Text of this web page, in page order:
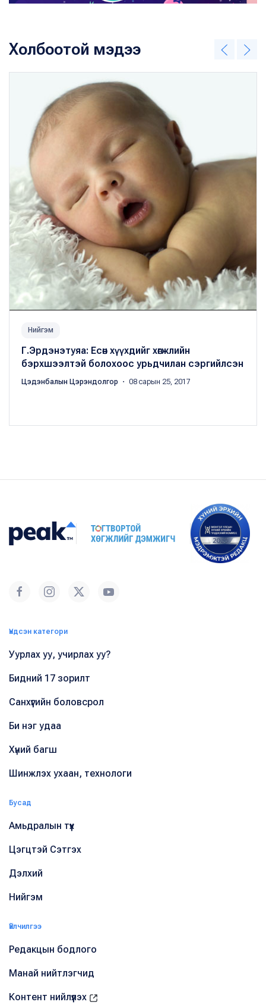
Холбоотой мэдээ
Нийгэм
Г.Эрдэнэтуяа: Есөн хүүхдийг хөгжлийн
бэрхшээлтэй болохоос урьдчилан сэргийлсэн
Цэдэнбалын Цэрэндолгор ・ 08 сарын 25, 2017
Үндсэн категори
Уурлах уу, учирлах уу?
Бидний 17 зорилт
Санхүүгийн боловсрол
Би нэг удаа
Хүний багш
Шинжлэх ухаан, технологи
Бусад
Амьдралын түүх
Цэгцтэй Сэтгэх
Дэлхий
Нийгэм
Үйлчилгээ
Редакцын бодлого
Манай нийтлэгчид
Контент нийлүүлэх